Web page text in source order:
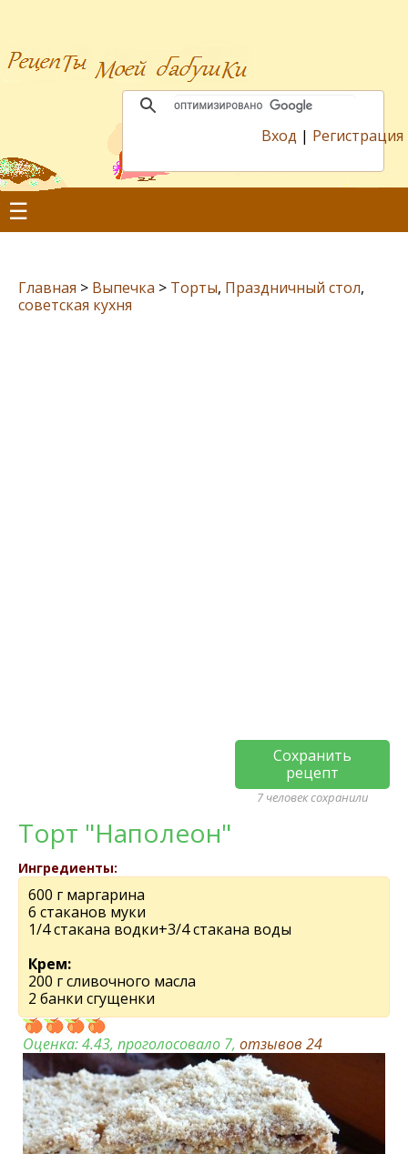
Вход | Регистрация
☰
Главная > Выпечка > Торты, Праздничный стол,
советская кухня
Сохранить
рецепт
7 человек сохранили
Торт "Наполеон"
Ингредиенты:
600 г маргарина
6 стаканов муки
1/4 стакана водки+3/4 стакана воды
Крем:
200 г сливочного масла
2 банки сгущенки
Оценка:4.43, проголосовало 7, отзывов 24